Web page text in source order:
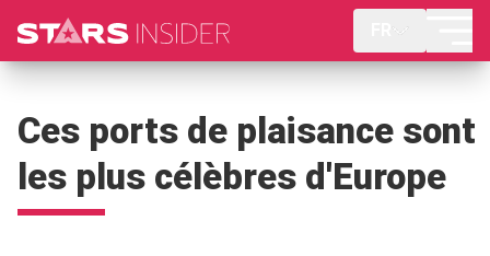
Ces ports de plaisance sont
les plus célèbres d'Europe